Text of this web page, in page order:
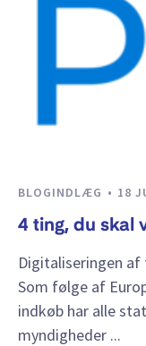
BLOGINDLÆG 18
4 ting, du skal
Digitaliseringen
Som følge af
indkøb har alle
myndigheder ...